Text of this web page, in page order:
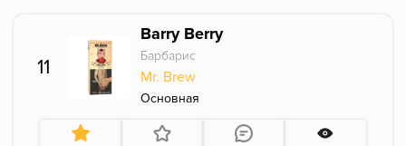
11
Barry Berry
Барбарис
Mr. Brew
Основная